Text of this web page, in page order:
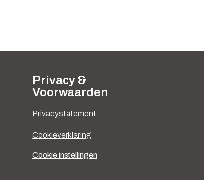
Privacy &
Voorwaarden
Privacystatement
Cookieverklaring
Cookie instellingen